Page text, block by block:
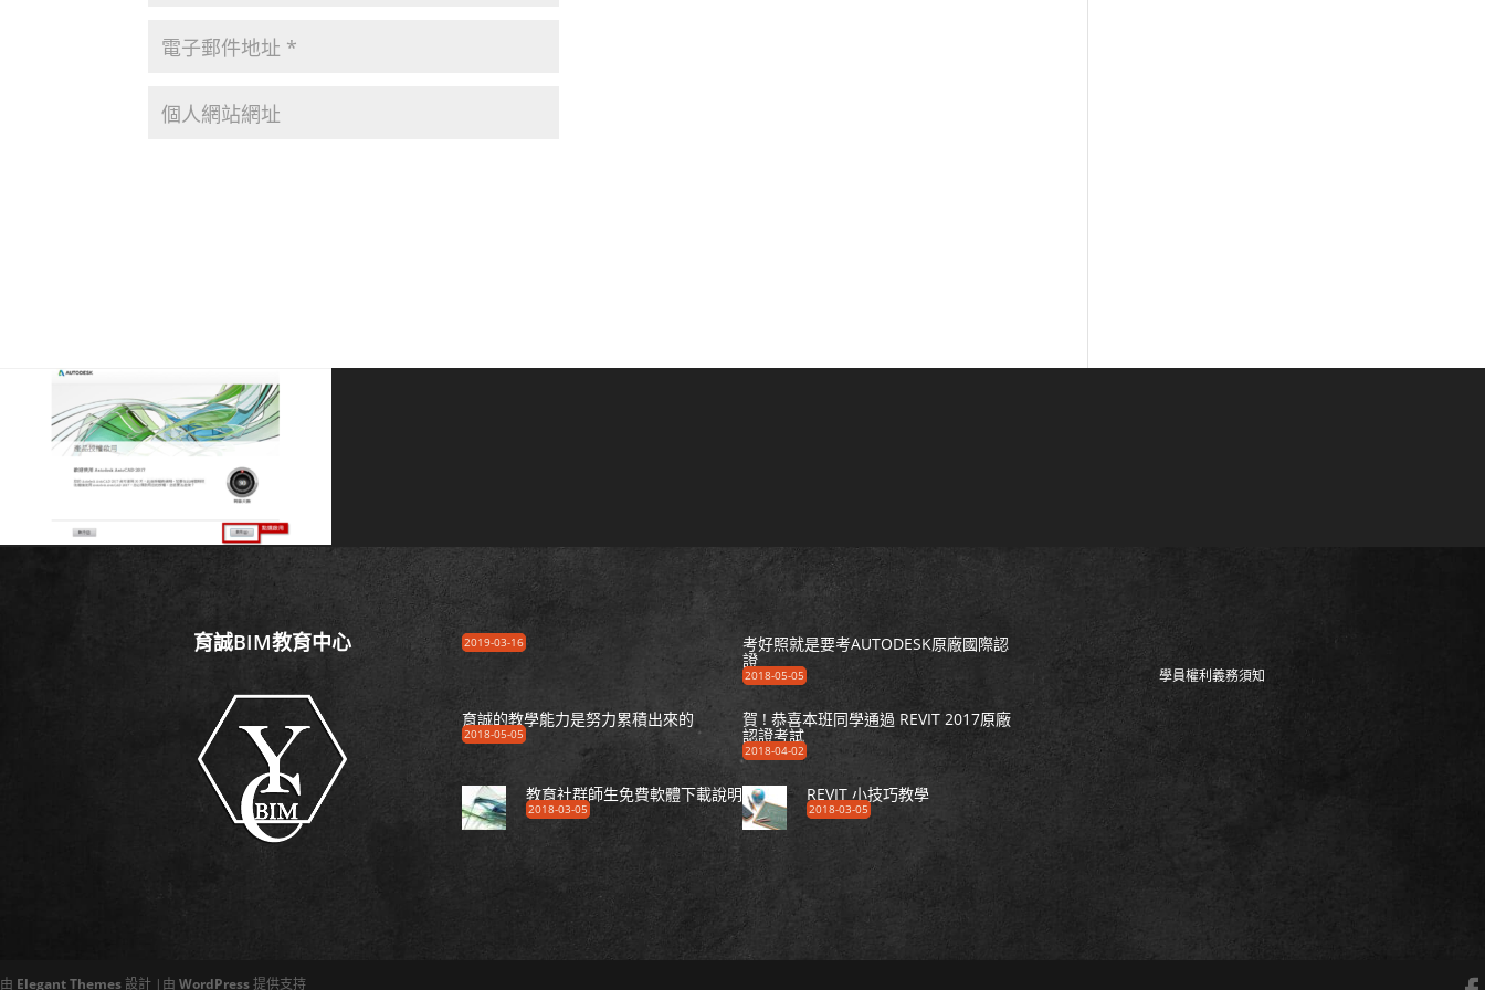
育誠BIM教育中心 2019-03-16 考好照就是要考AUTODESK原廠國際認
證
2018-05-05
育誠的教學能力是努力累積出來的
2018-05-05
賀 ! 恭喜本班同學通過 REVIT 2017原廠
認證考試
2018-04-02
教育社群師生免費軟體下載說明
2018-03-05
REVIT 小技巧教學
2018-03-05
學員權利義務須知
由 Elegant Themes設計 |由 WordPress提供支持